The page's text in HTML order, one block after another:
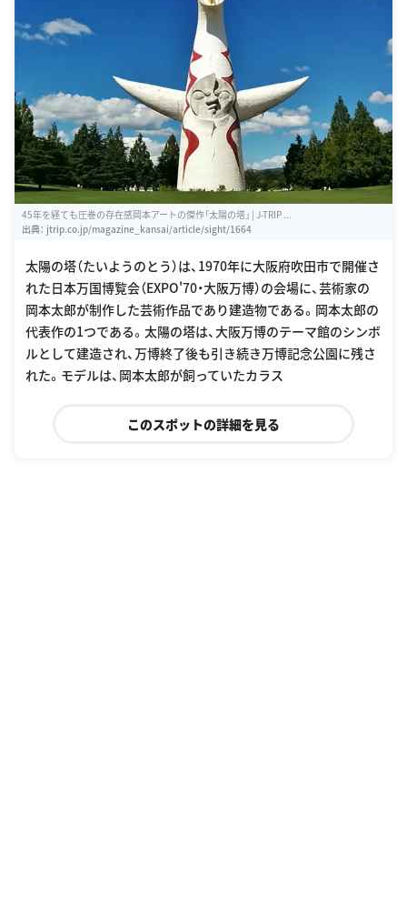
45年を経ても圧巻の存在感岡本アートの傑作「太陽の塔」 | J-TRIP ...
出典： jtrip.co.jp/magazine_kansai/article/sight/1664
太陽の塔（たいようのとう）は、1970年に大阪府吹田市で開催さ
れた日本万国博覧会（EXPO'70・大阪万博）の会場に、芸術家の
岡本太郎が制作した芸術作品であり建造物である。岡本太郎の
代表作の1つである。太陽の塔は、大阪万博のテーマ館のシンボ
ルとして建造され、万博終了後も引き続き万博記念公園に残さ
れた。モデルは、岡本太郎が飼っていたカラス
このスポットの詳細を見る